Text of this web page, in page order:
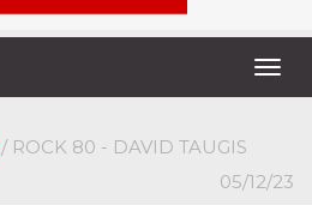
/ ROCK 80 - DAVID TAUGIS
05/12/23